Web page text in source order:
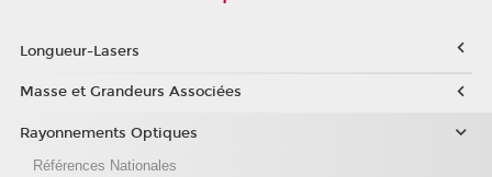
Longueur-Lasers
Masse et Grandeurs Associées
Rayonnements Optiques
Références Nationales